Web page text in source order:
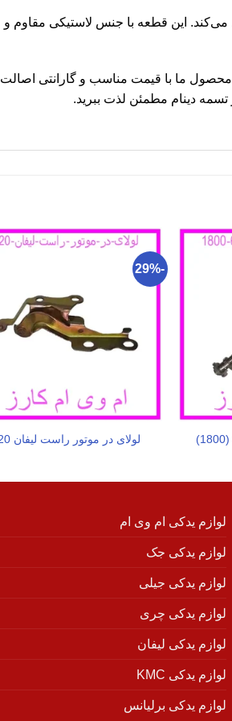
منتقل می‌کند. این قطعه با جنس لاستیکی مقاوم و
دهید. محصول ما با قیمت مناسب و گارانتی اصالت
دینام مطمئن لذت ببرید.
-29%
لولای در موتور راست لیفان 620
لوازم یدکی ام وی ام
لوازم یدکی جک
لوازم یدکی جیلی
لوازم یدکی چری
لوازم یدکی لیفان
لوازم یدکی KMC
لوازم یدکی برلیانس